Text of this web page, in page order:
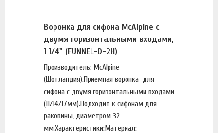
Воронка для сифона McAlpine с
двумя горизонтальными входами,
1 1/4" (FUNNEL-D-2H)
Производитель: McAlpine
(Шотландия).Приемная воронка для
сифона с двумя горизонтальными входами
(11/14/17мм).Подходит к сифонам для
раковины, диаметром 32
мм.Характеристики:Материал: